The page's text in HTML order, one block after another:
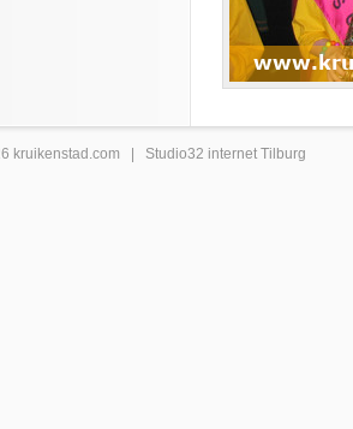
kruikenstad .com | Studio32 internet Tilburg